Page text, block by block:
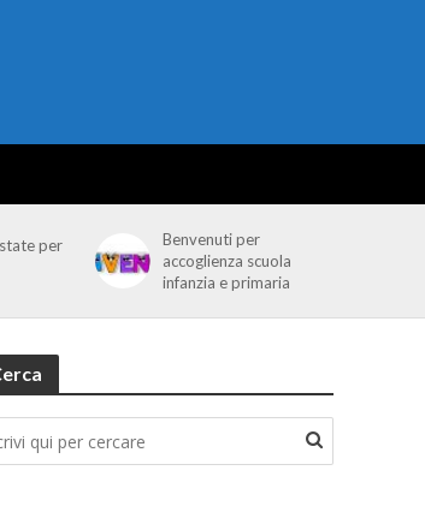
per
Benvenuti per
accoglienza scuola
infanzia e primaria